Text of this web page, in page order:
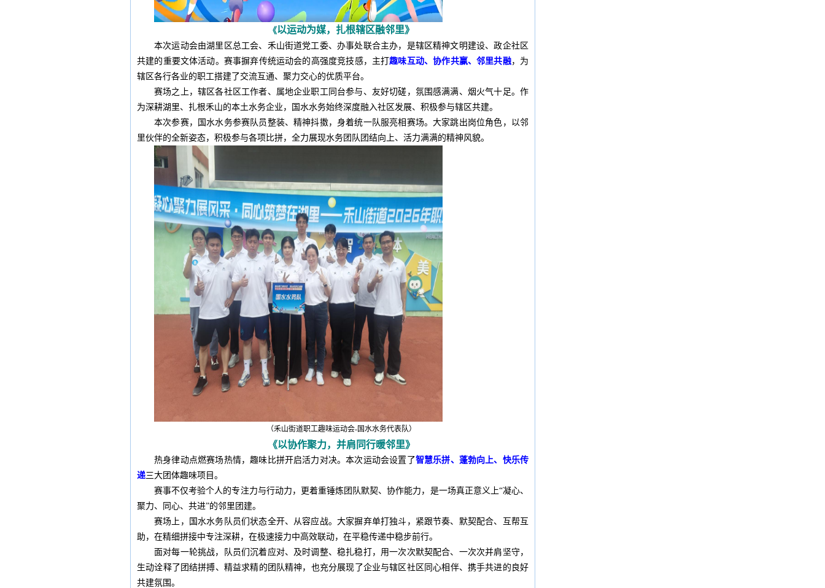
《以运动为媒，扎根辖区融邻里》
本次运动会由湖里区总工会、禾山街道党工委、办事处联合主办，是辖区精神文明建设、政企社区
共建的重要文体活动。赛事摒弃传统运动会的高强度竞技感，主打趣味互动、协作共赢、邻里共融，为
辖区各行各业的职工搭建了交流互通、聚力交心的优质平台。
赛场之上，辖区各社区工作者、属地企业职工同台参与、友好切磋，氛围感满满、烟火气十足。作
为深耕湖里、扎根禾山的本土水务企业，国水水务始终深度融入社区发展、积极参与辖区共建。
本次参赛，国水水务参赛队员整装、精神抖擞，身着统一队服亮相赛场。大家跳出岗位角色，以邻
里伙伴的全新姿态，积极参与各项比拼，全力展现水务团队团结向上、活力满满的精神风貌。
（禾山街道职工趣味运动会-国水水务代表队）
《以协作聚力，并肩同行暖邻里》
热身律动点燃赛场热情，趣味比拼开启活力对决。本次运动会设置了智慧乐拼、蓬勃向上、快乐传
递三大团体趣味项目。
赛事不仅考验个人的专注力与行动力，更着重锤炼团队默契、协作能力，是一场真正意义上“凝心、
聚力、同心、共进”的邻里团建。
赛场上，国水水务队员们状态全开、从容应战。大家摒弃单打独斗，紧跟节奏、默契配合、互帮互
助，在精细拼接中专注深耕，在极速接力中高效联动，在平稳传递中稳步前行。
面对每一轮挑战，队员们沉着应对、及时调整、稳扎稳打，用一次次默契配合、一次次并肩坚守，
生动诠释了团结拼搏、精益求精的团队精神，也充分展现了企业与辖区社区同心相伴、携手共进的良好
共建氛围。